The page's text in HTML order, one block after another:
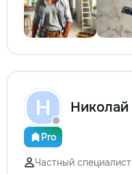
Н
Pro
Николай
Частный специалист